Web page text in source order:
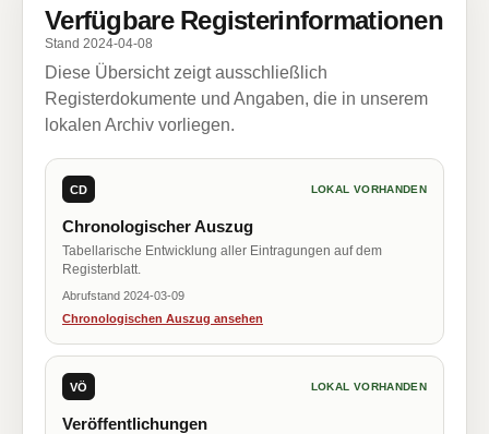
Verfügbare Registerinformationen
Stand 2024-04-08
Diese Übersicht zeigt ausschließlich
Registerdokumente und Angaben, die in unserem
lokalen Archiv vorliegen.
CD LOKAL VORHANDEN
Chronologischer Auszug
Tabellarische Entwicklung aller Eintragungen auf dem
Registerblatt.
Abrufstand 2024-03-09
Chronologischen Auszug ansehen
VÖ LOKAL VORHANDEN
Veröffentlichungen